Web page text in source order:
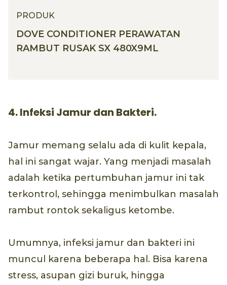
PRODUK
DOVE CONDITIONER PERAWATAN
RAMBUT RUSAK SX 480X9ML
4. Infeksi Jamur dan Bakteri.
Jamur memang selalu ada di kulit kepala,
hal ini sangat wajar. Yang menjadi masalah
adalah ketika pertumbuhan jamur ini tak
terkontrol, sehingga menimbulkan masalah
rambut rontok sekaligus ketombe.
Umumnya, infeksi jamur dan bakteri ini
muncul karena beberapa hal. Bisa karena
stress, asupan gizi buruk, hingga